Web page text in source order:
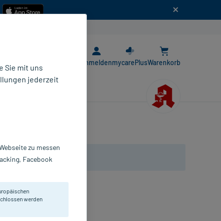
AnmeldenmycarePlusWarenkorb
Sie mit uns
jederzeit
zu messen
Facebook
werden